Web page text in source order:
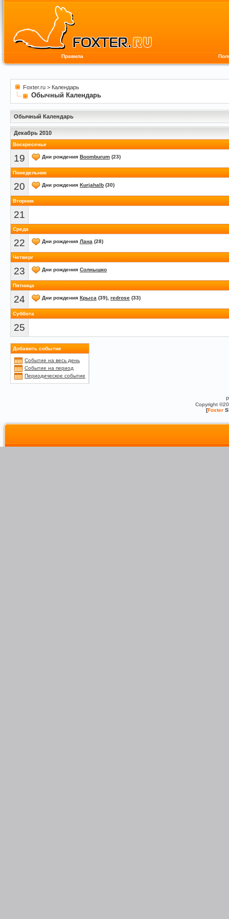
Правила
Foxter.ru > Календарь
Обычный Календарь
Обычный Календарь
Декабрь 2010
Воскресенье
19 Дни рождения Boomburum (23)
Понедельник
20 Дни рождения Kurjahalb (30)
Вторник
21
Среда
22 Дни рождения Лана (28)
Четверг
23 Дни рождения Солнышко
Пятница
24 Дни рождения Крыса (39), redrose (33)
Суббота
25
Добавить событие
Событие на весь день
Событие на период
Периодическое событие
Copyright
[Foxter